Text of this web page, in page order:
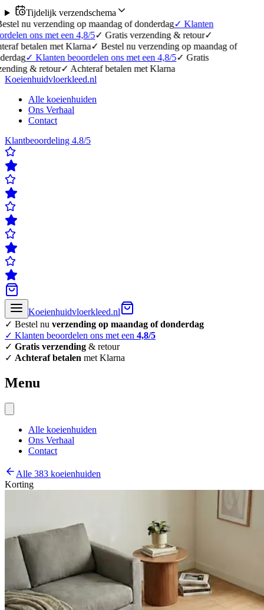
Tijdelijk verzendschema
op maandag of donderdag✓Klanten
een 4,8/5✓Gratis verzending & retour✓
met Klarna ✓Bestel nu verzending op maandag of
beoordelen ons met een 4,8/5✓Gratis
✓ Achteraf betalen met Klarna
Koeienhuidvloerkleed.nl
Alle koeienhuiden
Ons Verhaal
Contact
Klantbeoordeling 4.8/5
Koeienhuidvloerkleed.nl
✓ Bestel nu verzending op maandag of donderdag
✓ Klanten beoordelen ons met een 4,8/5
✓ Gratis verzending & retour
✓ Achteraf betalen met Klarna
Menu
Alle koeienhuiden
Ons Verhaal
Contact
Alle 383 koeienhuiden
Korting